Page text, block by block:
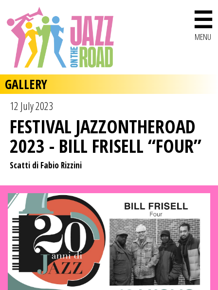
☰
MENU
GALLERY
12 July 2023
FESTIVAL JAZZONTHEROAD
2023 - BILL FRISELL “FOUR”
Scatti di Fabio Rizzini